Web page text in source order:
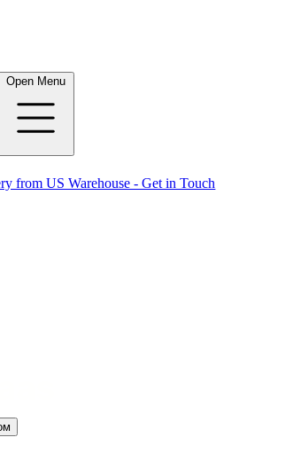
Open Menu
from US Warehouse - Get in Touch